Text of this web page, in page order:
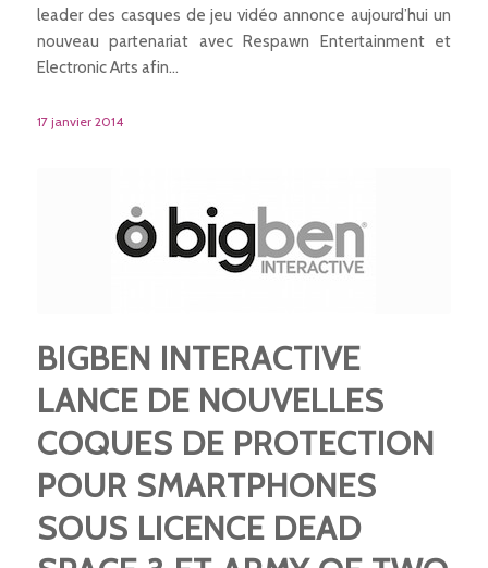
leader des casques de jeu vidéo annonce aujourd’hui un
nouveau partenariat avec Respawn Entertainment et
Electronic Arts afin…
17 janvier 2014
BIGBEN INTERACTIVE
LANCE DE NOUVELLES
COQUES DE PROTECTION
POUR SMARTPHONES
SOUS LICENCE DEAD